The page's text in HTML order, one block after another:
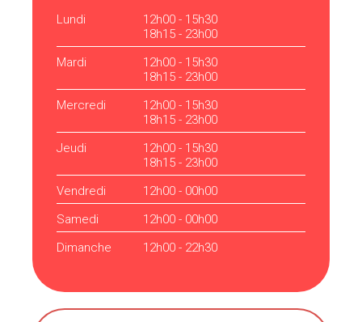
Lundi
12h00 - 15h30
18h15 - 23h00
Mardi
12h00 - 15h30
18h15 - 23h00
Mercredi
12h00 - 15h30
18h15 - 23h00
Jeudi
12h00 - 15h30
18h15 - 23h00
Vendredi
12h00 - 00h00
Samedi
12h00 - 00h00
Dimanche
12h00 - 22h30